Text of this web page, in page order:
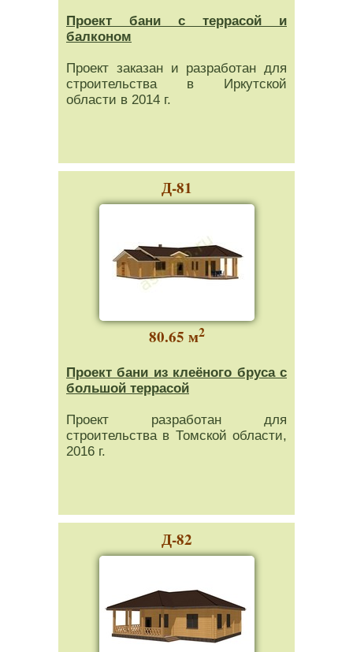
Проект бани с террасой и
балконом
Проект заказан и разработан для
строительства в Иркутской
области в 2014 г.
Д-81
80.65 м2
Проект бани из клеёного бруса с
большой террасой
Проект разработан для
строительства в Томской области,
2016 г.
Д-82